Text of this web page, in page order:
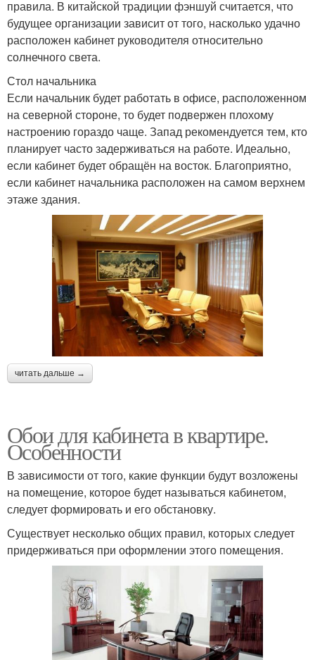
правила. В китайской традиции фэншуй считается, что
будущее организации зависит от того, насколько удачно
расположен кабинет руководителя относительно
солнечного света.
Стол начальника
Если начальник будет работать в офисе, расположенном
на северной стороне, то будет подвержен плохому
настроению гораздо чаще. Запад рекомендуется тем, кто
планирует часто задерживаться на работе. Идеально,
если кабинет будет обращён на восток. Благоприятно,
если кабинет начальника расположен на самом верхнем
этаже здания.
читать дальше →
Обои для кабинета в квартире.
Особенности
В зависимости от того, какие функции будут возложены
на помещение, которое будет называться кабинетом,
следует формировать и его обстановку.
Существует несколько общих правил, которых следует
придерживаться при оформлении этого помещения.